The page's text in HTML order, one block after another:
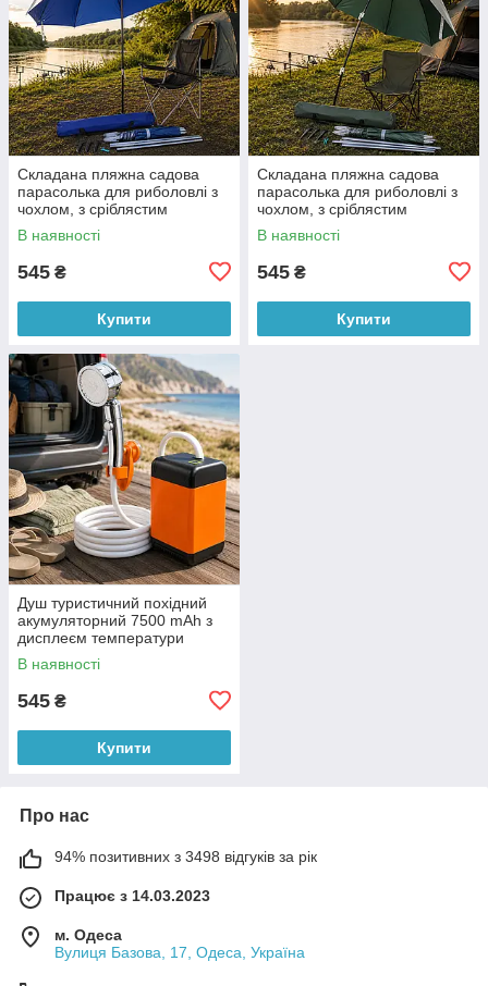
Складана пляжна садова
парасолька для риболовлі з
чохлом, з сріблястим
напиленням в чохлі діаметр
1,6 м Синій
В наявності
545 ₴
Купити
Складана пляжна садова
парасолька для риболовлі з
чохлом, з сріблястим
напиленням в чохлі діаметр
1,6 м Зелений
В наявності
545 ₴
Купити
Душ туристичний похідний
акумуляторний 7500 mAh з
дисплеєм температури
насосом USB, 3 л/хв (AMN)
В наявності
545 ₴
Купити
Про нас
94% позитивних з 3498 відгуків за рік
Працює з 14.03.2023
м. Одеса
Вулиця Базова, 17, Одеса, Україна